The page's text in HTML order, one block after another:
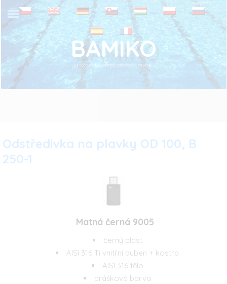
BAMIKO
výrobce profesionálních odstředivek na plavky
Odstředivka na plavky OD 100, B
250-1
Matná černá 9005
černý plast
AISI 316 Ti vnitřní buben + kostra
AISI 316 tělo
prášková barva